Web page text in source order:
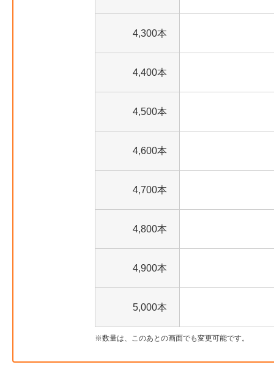
4,300本
4,400本
4,500本
4,600本
4,700本
4,800本
4,900本
5,000本
数量は、このあとの画面でも変更可能です。